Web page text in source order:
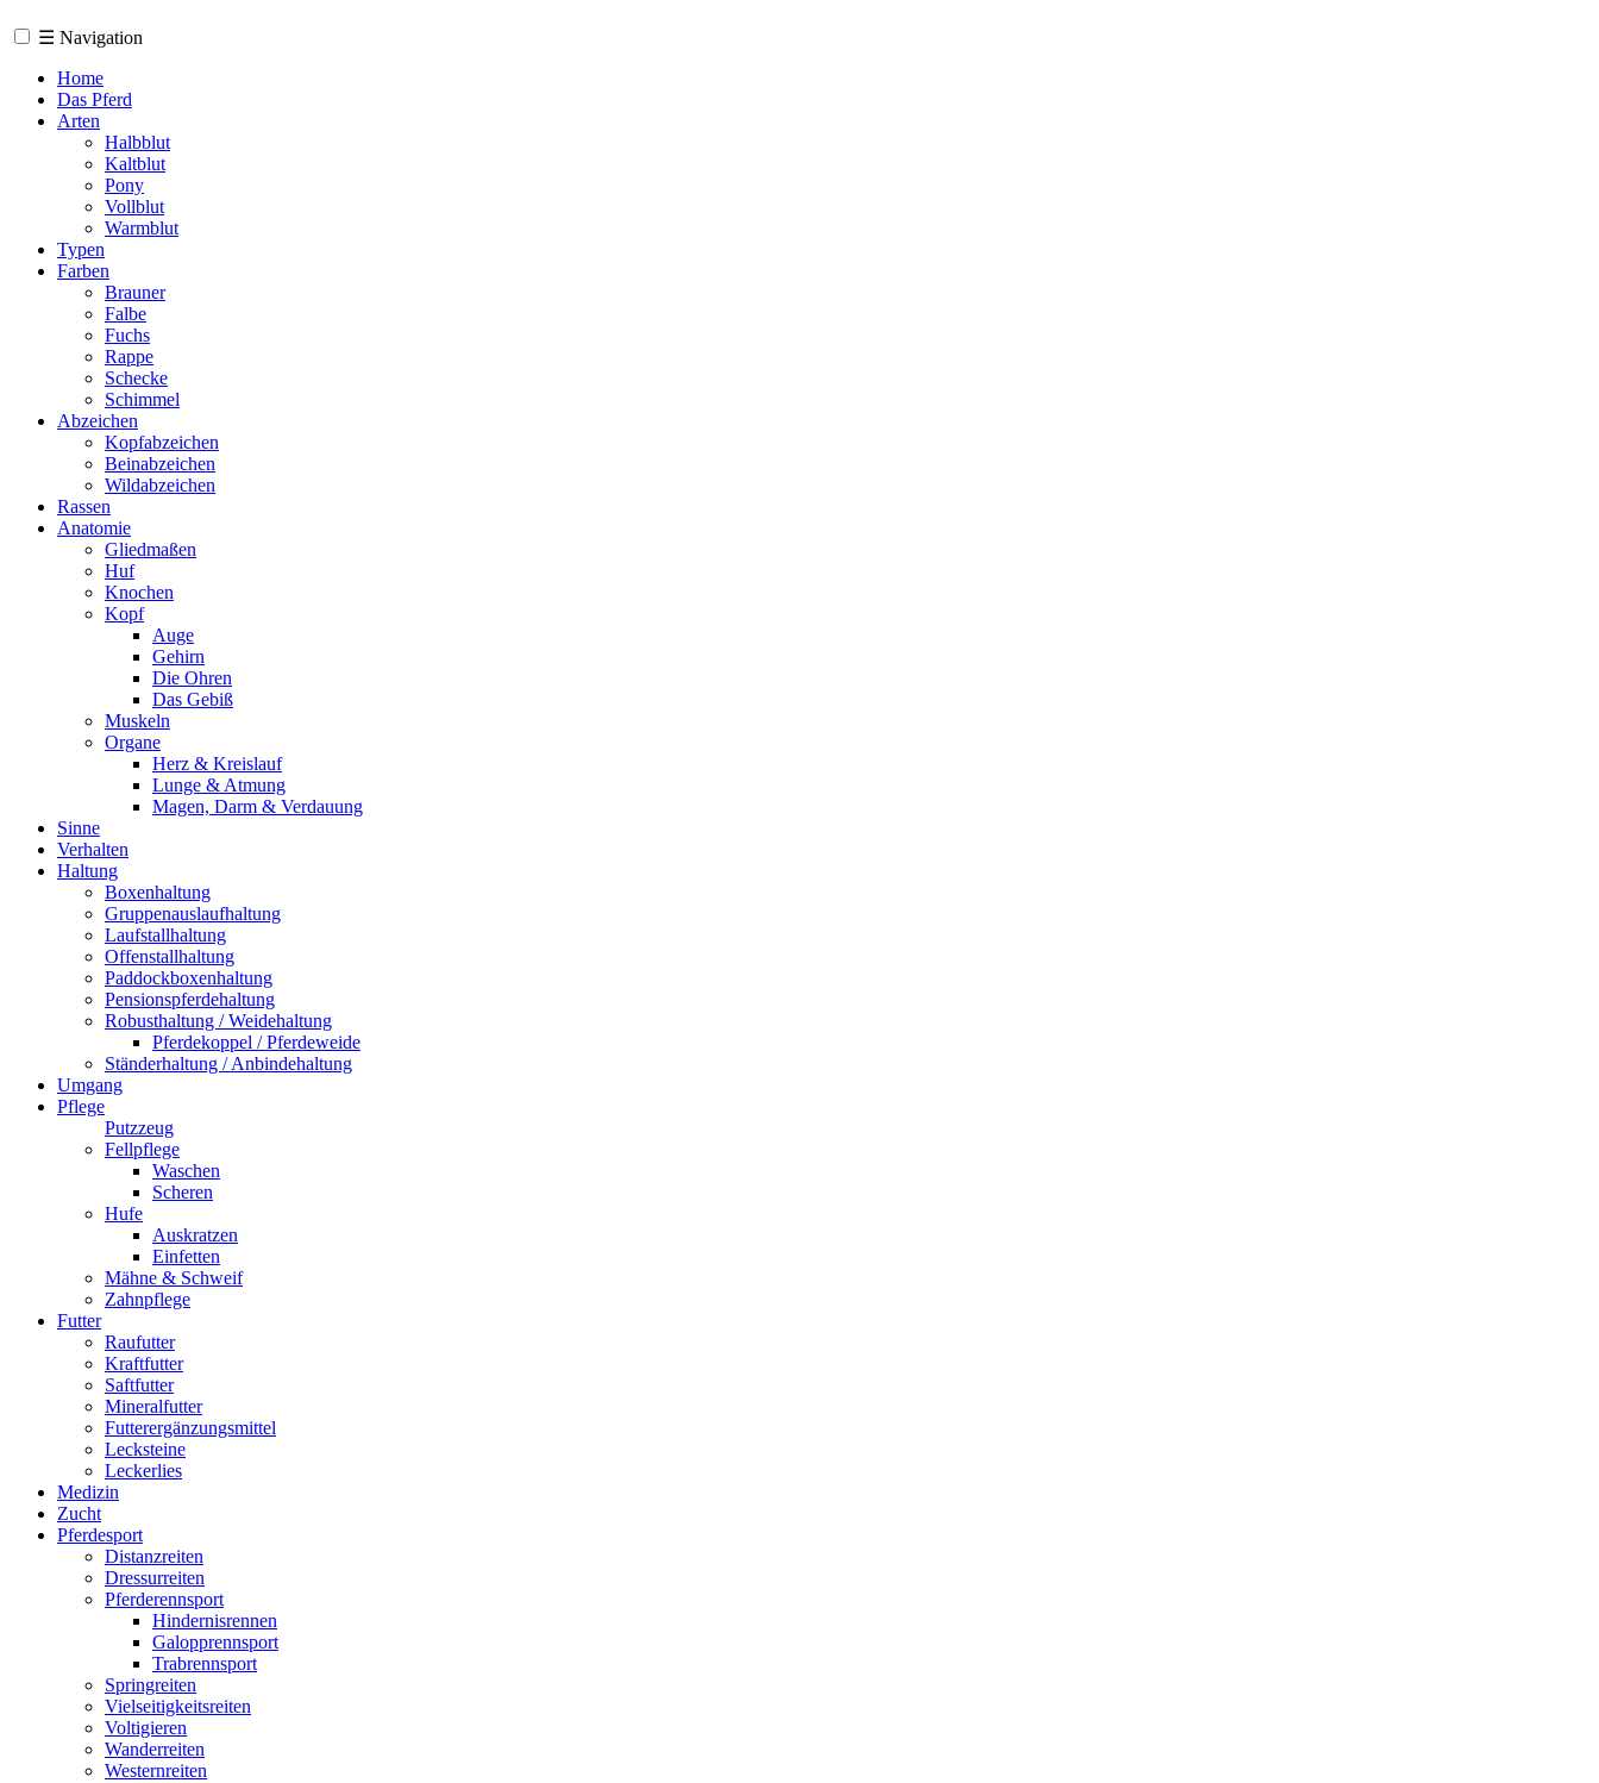
☰ Navigation
Home
Das Pferd
Arten
Halbblut
Kaltblut
Pony
Vollblut
Warmblut
Typen
Farben
Brauner
Falbe
Fuchs
Rappe
Schecke
Schimmel
Abzeichen
Kopfabzeichen
Beinabzeichen
Wildabzeichen
Rassen
Anatomie
Gliedmaßen
Huf
Knochen
Kopf
Auge
Gehirn
Die Ohren
Das Gebiß
Muskeln
Organe
Herz & Kreislauf
Lunge & Atmung
Magen, Darm & Verdauung
Sinne
Verhalten
Haltung
Boxenhaltung
Gruppenauslaufhaltung
Laufstallhaltung
Offenstallhaltung
Paddockboxenhaltung
Pensionspferdehaltung
Robusthaltung / Weidehaltung
Pferdekoppel / Pferdeweide
Ständerhaltung / Anbindehaltung
Umgang
Pflege
Putzzeug
Fellpflege
Waschen
Scheren
Hufe
Auskratzen
Einfetten
Mähne & Schweif
Zahnpflege
Futter
Raufutter
Kraftfutter
Saftfutter
Mineralfutter
Futterergänzungsmittel
Lecksteine
Leckerlies
Medizin
Zucht
Pferdesport
Distanzreiten
Dressurreiten
Pferderennsport
Hindernisrennen
Galopprennsport
Trabrennsport
Springreiten
Vielseitigkeitsreiten
Voltigieren
Wanderreiten
Westernreiten